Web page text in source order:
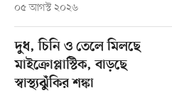
০৫ আগস্ট ২০২৬
দুধ, চিনি ও তেলে মিলছে
মাইক্রোপ্লাস্টিক, বাড়ছে
স্বাস্থ্যঝুঁকির শঙ্কা